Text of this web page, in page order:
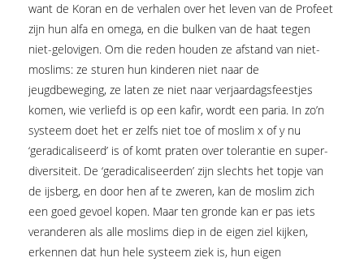
want de Koran en de verhalen over het leven van de Profeet
zijn hun alfa en omega, en die bulken van de haat tegen
niet-gelovigen. Om die reden houden ze afstand van niet-
moslims: ze sturen hun kinderen niet naar de
jeugdbeweging, ze laten ze niet naar verjaardagsfeestjes
komen, wie verliefd is op een kafir, wordt een paria. In zo’n
systeem doet het er zelfs niet toe of moslim x of y nu
‘geradicaliseerd’ is of komt praten over tolerantie en super­
diversiteit. De ‘geradicaliseerden’ zijn slechts het topje van
de ijsberg, en door hen af te zweren, kan de moslim zich
een goed gevoel kopen. Maar ten gronde kan er pas iets
veranderen als alle moslims diep in de eigen ziel kijken,
erkennen dat hun hele systeem ziek is, hun eigen